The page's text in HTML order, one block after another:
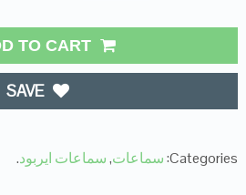
TO CART
SAVE
Categories: سماعات,سماعات ايربود.